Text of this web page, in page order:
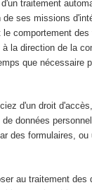
traitement
ses missions
le comportement
la direction de la
que nécessaire
d'un droit
données
des formulaires,
au traitement des